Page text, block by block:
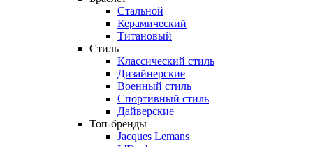
Стальной
Керамический
Титановый
Стиль
Классический стиль
Дизайнерские
Военный стиль
Спортивный стиль
Дайверские
Топ-бренды
Jacques Lemans